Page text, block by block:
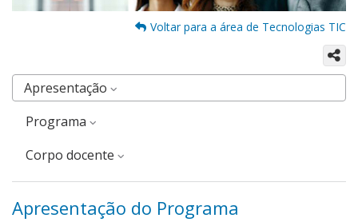
Voltar para a área de Tecnologias TIC
Apresentação
Programa
corpo docente
Apresentação do Programa